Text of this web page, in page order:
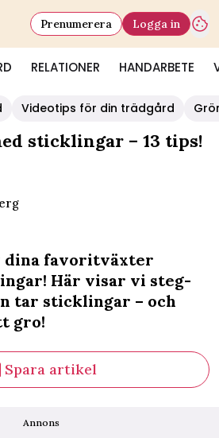
RELATIONER HANDARBETE
Prenumerera Logga in
Videotips för din trädgård
sticklingar – 13 tips!
dina favoritväxter
Här visar vi steg-
tar sticklingar – och
gro!
Spara artikel
Annons